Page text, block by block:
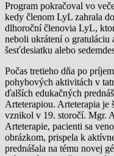
Program pokračoval vo
kedy členom LyL zahrala
dlhoroční členovia LyL,
neboli ukrátení o gratuláciu
šesťdesiatku alebo
Počas tretieho dňa po
pohybových aktivitách v
ďalších edukačných
Arteterapiou. Arteterapia je
vznikol v 19. storočí. Mgr.
Arteterapie, pacienti sa
obrázkom, prispela k
prednášala na tému novej